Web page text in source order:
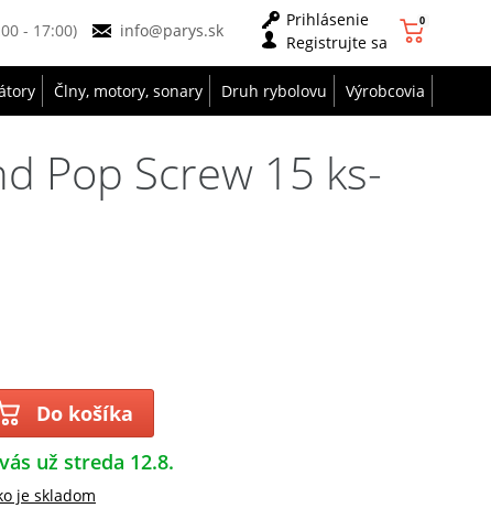
- 17:00) info@parys.sk
Prihlásenie
Registrujte sa
0
Člny, motory, sonary Druh rybolovu Výrobcovia
Pop Screw 15 ks-
Do košíka
už streda 12.8.
je skladom